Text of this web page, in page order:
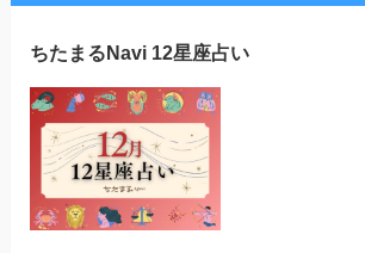
ちたまるNavi 12星座占い